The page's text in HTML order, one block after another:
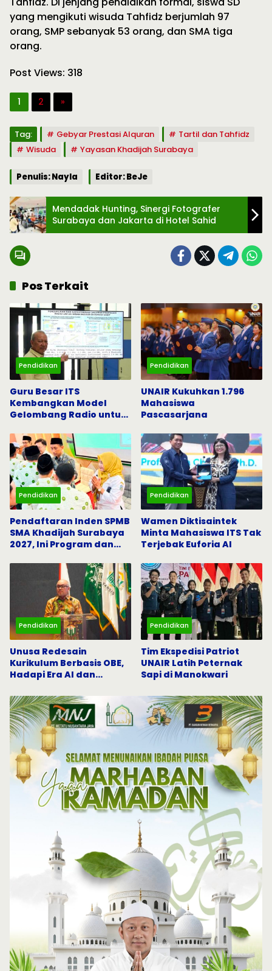
yang mengikuti wisuda Tahfidz berjumlah 97
orang, SMP sebanyak 53 orang, dan SMA tiga
orang.
Post Views: 318
1 2 »
Tag: Gebyar Prestasi Alquran
Tartil dan Tahfidz
Wisuda
Yayasan Khadijah Surabaya
Penulis: Nayla Editor: BeJe
Mendadak Hunting, Sinergi Fotografer
Surabaya dan Jakarta di Hotel Sahid
Pos Terkait
Pendidikan
Guru Besar ITS
Kembangkan Model
Gelombang Radio untuk
Darurat
Pendidikan
UNAIR Kukuhkan 1.796
Mahasiswa
Pascasarjana
Pendidikan
Pendaftaran Inden SPMB
SMA Khadijah Surabaya
2027, Ini Program dan
Pendidikan
Wamen Diktisaintek
Minta Mahasiswa ITS Tak
Terjebak Euforia AI
Pendidikan
Unusa Redesain
Kurikulum Berbasis OBE,
Hadapi Era AI dan
Pendidikan
Tim Ekspedisi Patriot
UNAIR Latih Peternak
Sapi di Manokwari